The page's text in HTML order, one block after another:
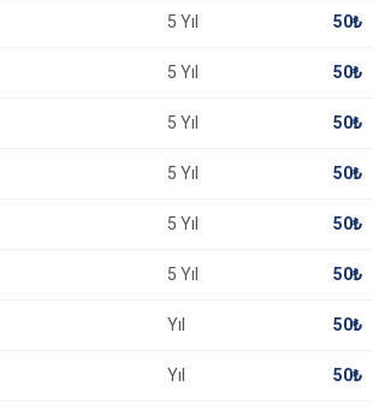
5 Yıl 50₺
5 Yıl 50₺
5 Yıl 50₺
5 Yıl 50₺
5 Yıl 50₺
5 Yıl 50₺
Yıl 50₺
Yıl 50₺